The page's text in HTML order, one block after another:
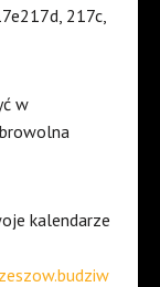
217c,
w
kalendarze